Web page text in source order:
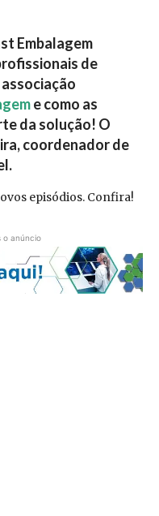
Embalagem
de
e como as
da solução! O
coordenador de
episódios. Confira!
o anúncio